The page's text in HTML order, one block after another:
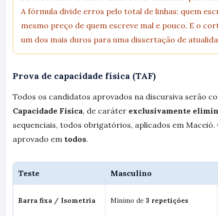
A fórmula divide erros pelo total de linhas: quem
mesmo preço de quem escreve mal e pouco. E o
um dos mais duros para uma dissertação de
Prova de capacidade física (TAF)
Todos os candidatos aprovados na discursiva serão
Capacidade Física, de caráter exclusivamente
sequenciais, todos obrigatórios, aplicados em
aprovado em todos.
Teste Masculino
Barra fixa / Isometria Mínimo de 3 repetições